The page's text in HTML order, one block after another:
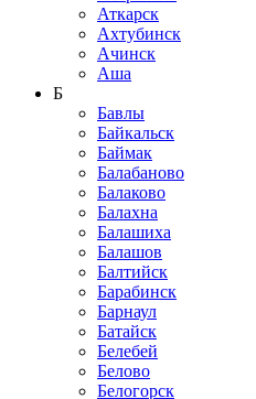
Аткарск
Ахтубинск
Ачинск
Аша
Б
Бавлы
Байкальск
Баймак
Балабаново
Балаково
Балахна
Балашиха
Балашов
Балтийск
Барабинск
Барнаул
Батайск
Белебей
Белово
Белогорск